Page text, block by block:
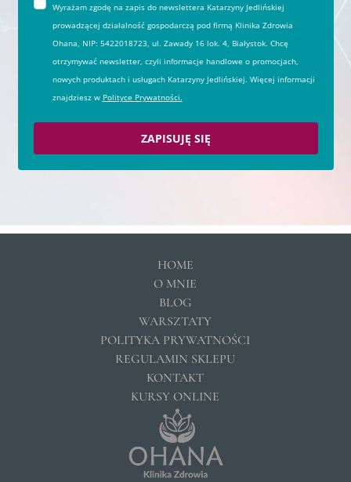
Wyrażam zgodę na zapis do newslettera Katarzyny Jedlińskiej
prowadzącej działalność gospodarczą pod firmą Klinika Zdrowia
Ohana, NIP: 5422018723, ul. Zawady 16 lok. 4, Białystok. Chcę
otrzymywać newsletter, czyli informacje handlowe o promocjach,
nowych produktach i usługach Katarzyny Jedlińskiej. Więcej informacji
znajdziesz w Polityce Prywatności.
ZAPISUJĘ SIĘ
HOME
O MNIE
BLOG
WARSZTATY
POLITYKA PRYWATNOŚCI
REGULAMIN SKLEPU
KONTAKT
KURSY ONLINE